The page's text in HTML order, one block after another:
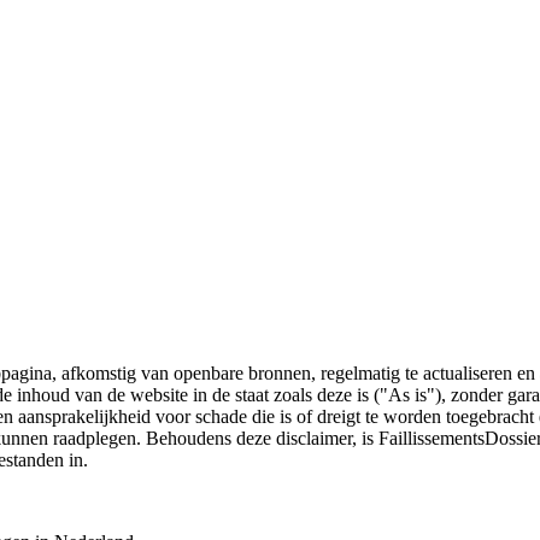
afkomstig van openbare bronnen, regelmatig te actualiseren
van de website in de staat zoals deze is ("As is"), zonder
aansprakelijkheid voor schade die is of dreigt te worden
raadplegen. Behoudens deze disclaimer, is
in.